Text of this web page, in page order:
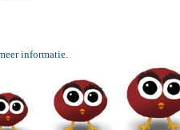
informatie.